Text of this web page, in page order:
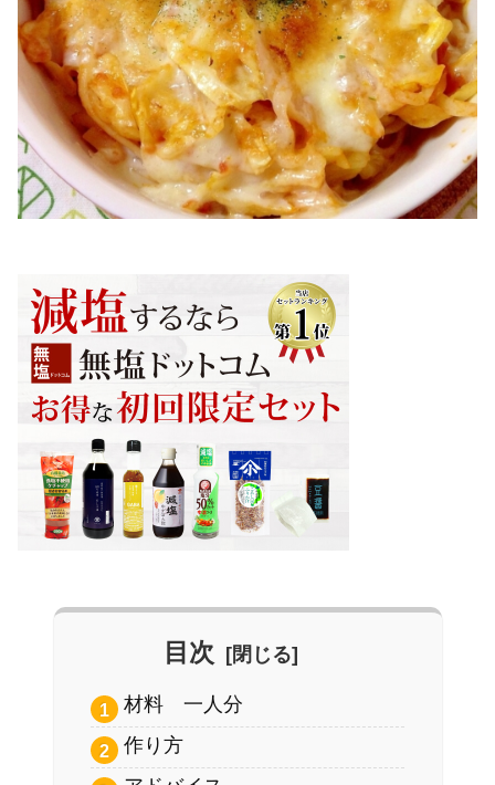
目次
材料 一人分
作り方